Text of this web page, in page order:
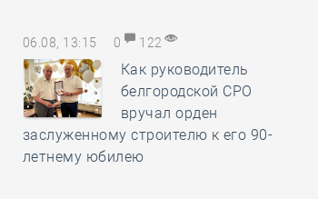
06.08, 13:15 0 122
Как руководитель
белгородской СРО
вручал орден
заслуженному строителю к его 90-
летнему юбилею